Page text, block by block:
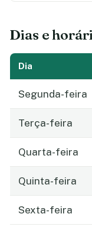
Dias e
Dia
Segunda-feira
Terça-feira
Quarta-feira
Quinta-feira
Sexta-feira